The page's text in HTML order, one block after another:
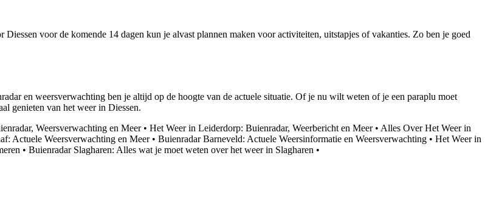
voor de komende 14 dagen kun je alvast plannen maken voor activiteiten, uitstapjes of vakanties. Zo ben je goed
en weersverwachting ben je altijd op de hoogte van de actuele situatie. Of je nu wilt weten of je een paraplu moet
genieten van het weer in Diessen.
Weersverwachting en Meer• Het Weer in Leiderdorp: Buienradar, Weerbericht en Meer• Alles Over Het Weer in
Actuele Weersverwachting en Meer• Buienradar Barneveld: Actuele Weersinformatie en Weersverwachting • Het Weer in
• Buienradar Slagharen: Alles wat je moet weten over het weer in Slagharen •